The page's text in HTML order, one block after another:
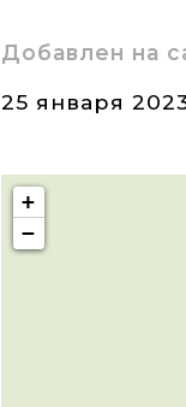
Добавлен на
25 января
+
−